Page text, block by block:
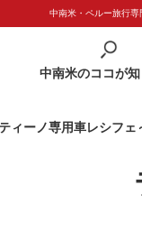
中南米・ペルー旅行
中南米のココが
ィーノ専用車レシフェ